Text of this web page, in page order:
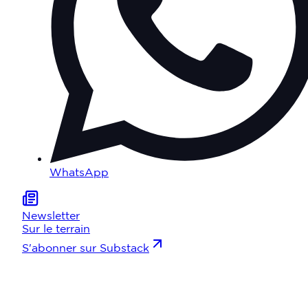
WhatsApp
Newsletter
Sur le terrain
S'abonner sur Substack